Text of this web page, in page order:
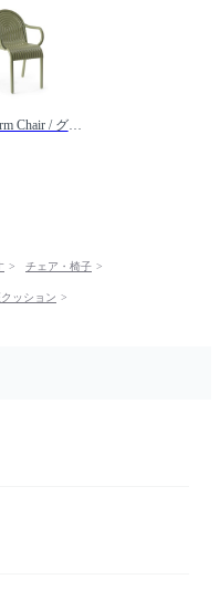
Groove Arm Chair / グルーヴ アームチェア /
チェア・椅子
ッション